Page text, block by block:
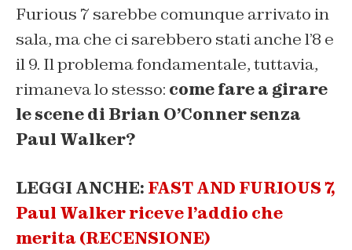
Furious 7 sarebbe comunque arrivato in
sala, ma che ci sarebbero stati anche l’8 e
il 9. Il problema fondamentale, tuttavia,
rimaneva lo stesso: come fare a girare
le scene di Brian O’Conner senza
Paul Walker?
LEGGI ANCHE: FAST AND FURIOUS 7,
Paul Walker riceve l’addio che
merita (RECENSIONE)